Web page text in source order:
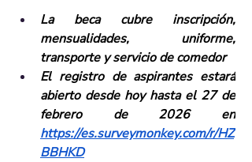
La beca cubre inscripción,
mensualidades, uniforme,
transporte y servicio de comedor
El registro de aspirantes estará
abierto desde hoy hasta el 27 de
https://es.surveymonkey.com/r/HZ
BBHKD